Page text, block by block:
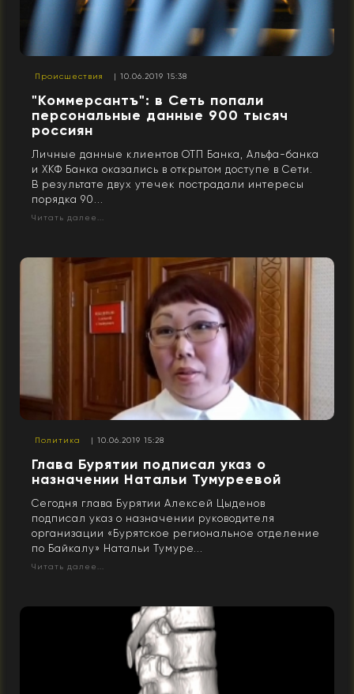
Происшествия | 10.06.2019 15:38
"Коммерсантъ": в Сеть попали
персональные данные 900 тысяч
россиян
Личные данные клиентов ОТП Банка, Альфа-банка
и ХКФ Банка оказались в открытом доступе в Сети.
В результате двух утечек пострадали интересы
порядка 90...
Читать далее...
Политика | 10.06.2019 15:28
Глава Бурятии подписал указ о
назначении Натальи Тумуреевой
Сегодня глава Бурятии Алексей Цыденов
подписал указ о назначении руководителя
организации «Бурятское региональное отделение
по Байкалу» Натальи Тумуре...
Читать далее...